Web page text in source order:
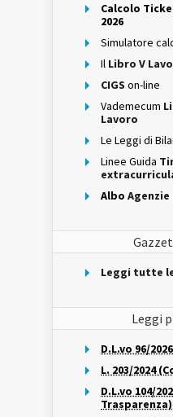
Calcolo
2026
Simulatore
Il Libro V
CIGS on-line
Vademecum
Lavoro
Le Leggi di
Linee Guida
Albo
Leggi tutte
Leggi
D.L.vo 96/
L. 203/2024
D.L.vo 104/
Trasparenza)